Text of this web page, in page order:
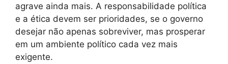
agrave ainda mais. A responsabilidade política
e a ética devem ser prioridades, se o governo
desejar não apenas sobreviver, mas prosperar
em um ambiente político cada vez mais
exigente.